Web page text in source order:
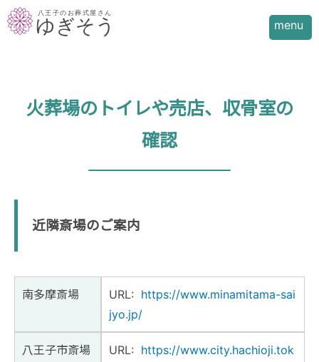
menu
火葬場のトイレや売店、収骨室の
確認
近隣斎場のご案内
南多摩斎場 URL: https://www.minamitama-sai
jyo.jp/
八王子市斎場 URL: https://www.city.hachioji.tok